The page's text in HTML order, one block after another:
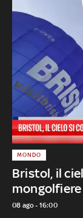
Bristol, il
mongolfiere
MONDO
08 ago - 16:00